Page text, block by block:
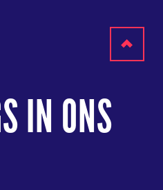
IN ONS